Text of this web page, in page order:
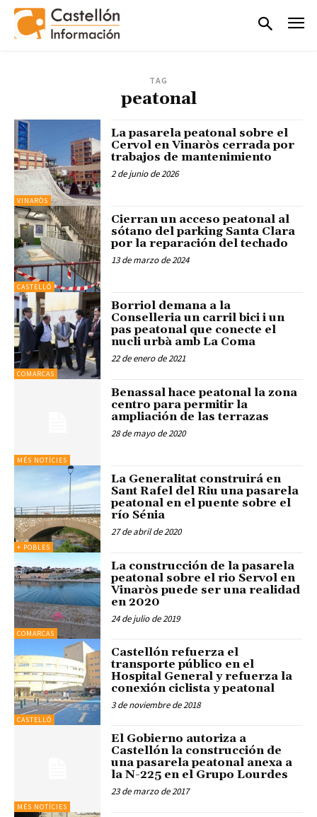
TAG
peatonal
VINARÒS
La pasarela peatonal sobre el
Cervol en Vinaròs cerrada por
trabajos de mantenimiento
2 de junio de 2026
CASTELLÓ
Cierran un acceso peatonal al
sótano del parking Santa Clara
por la reparación del techado
13 de marzo de 2024
COMARCAS
Borriol demana a la
Conselleria un carril bici i un
pas peatonal que conecte el
nucli urbà amb La Coma
22 de enero de 2021
MÉS NOTÍCIES
Benassal hace peatonal la zona
centro para permitir la
ampliación de las terrazas
28 de mayo de 2020
+ POBLES
La Generalitat construirá en
Sant Rafel del Riu una pasarela
peatonal en el puente sobre el
río Sénia
27 de abril de 2020
COMARCAS
La construcción de la pasarela
peatonal sobre el rio Servol en
Vinaròs puede ser una realidad
en 2020
24 de julio de 2019
CASTELLÓ
Castellón refuerza el
transporte público en el
Hospital General y refuerza la
conexión ciclista y peatonal
3 de noviembre de 2018
MÉS NOTÍCIES
El Gobierno autoriza a
Castellón la construcción de
una pasarela peatonal anexa a
la N-225 en el Grupo Lourdes
23 de marzo de 2017